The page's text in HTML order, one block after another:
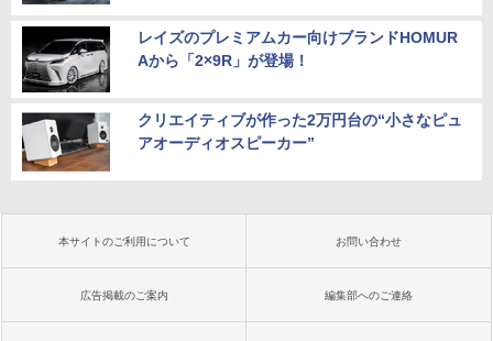
レイズのプレミアムカー向けブランドHOMUR
Aから「2×9R」が登場！
クリエイティブが作った2万円台の“小さなピュ
アオーディオスピーカー”
本サイトのご利用について お問い合わせ
広告掲載のご案内 編集部へのご連絡